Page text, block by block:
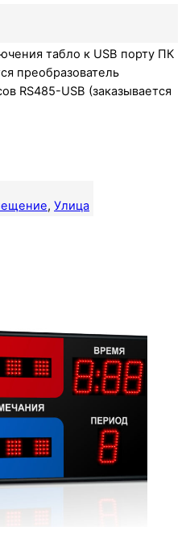
табло к USB порту ПК
преобразователь
RS485-USB (заказывается
, Улица